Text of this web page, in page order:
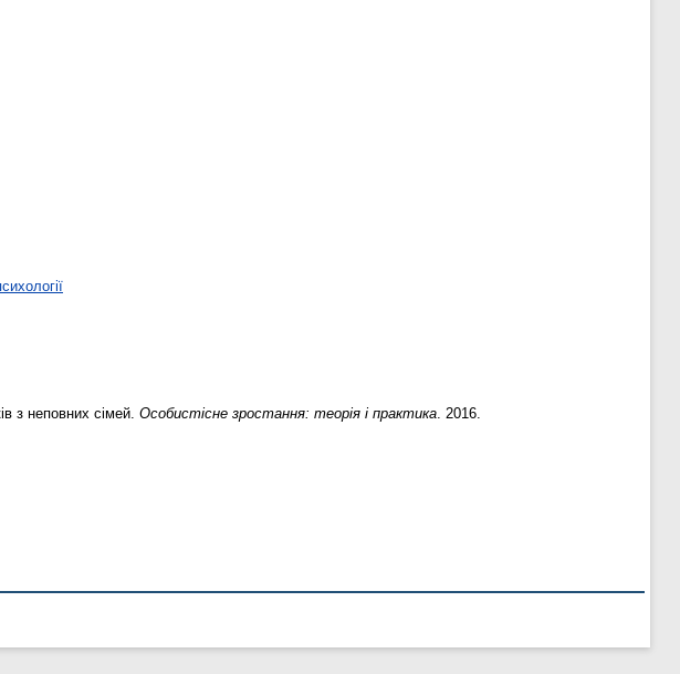
з неповних сімей. Особистісне зростання: теорія і практика . 2016.